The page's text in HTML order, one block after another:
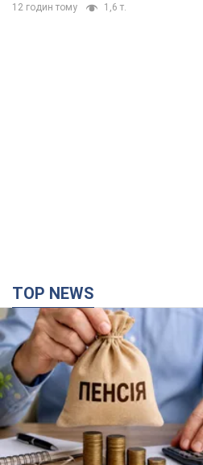
12 годин тому 1,6 т.
TOP NEWS